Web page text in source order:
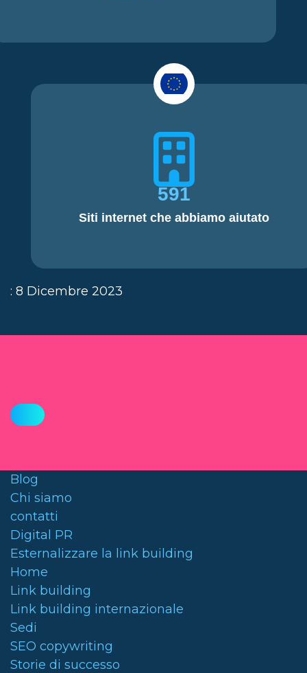
591
Siti internet che abbiamo aiutato
: 8 Dicembre 2023
Blog
Chi siamo
contatti
Digital PR
Esternalizzare la link building
Home
Link building
Link building internazionale
Sedi
SEO copywriting
Storie di successo